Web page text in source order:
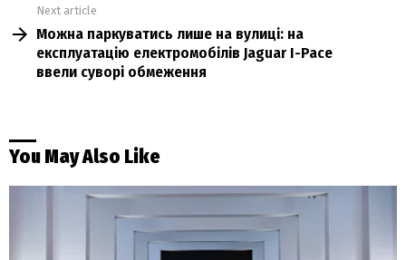
Next article
Можна паркуватись лише на вулиці: на
експлуатацію електромобілів Jaguar I-Pace
ввели суворі обмеження
You May Also Like